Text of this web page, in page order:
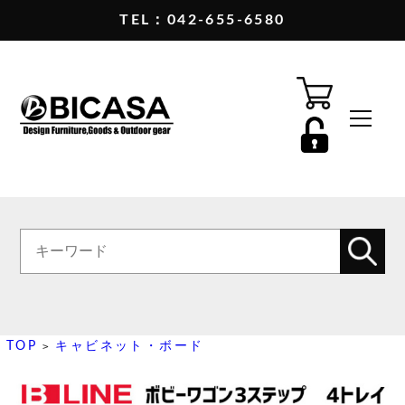
TEL：042-655-6580
TOP > キャビネット・ボード